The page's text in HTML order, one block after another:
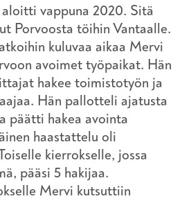
vappuna 2020. Sitä
Porvoosta töihin Vantaalle.
kuluvaa aikaa Mervi
avoimet työpaikat. Hän
hakee toimistotyön ja
Hän pallotteli ajatusta
päätti hakea avointa
haastattelu oli
kierrokselle, jossa
pääsi 5 hakijaa.
Mervi kutsuttiin